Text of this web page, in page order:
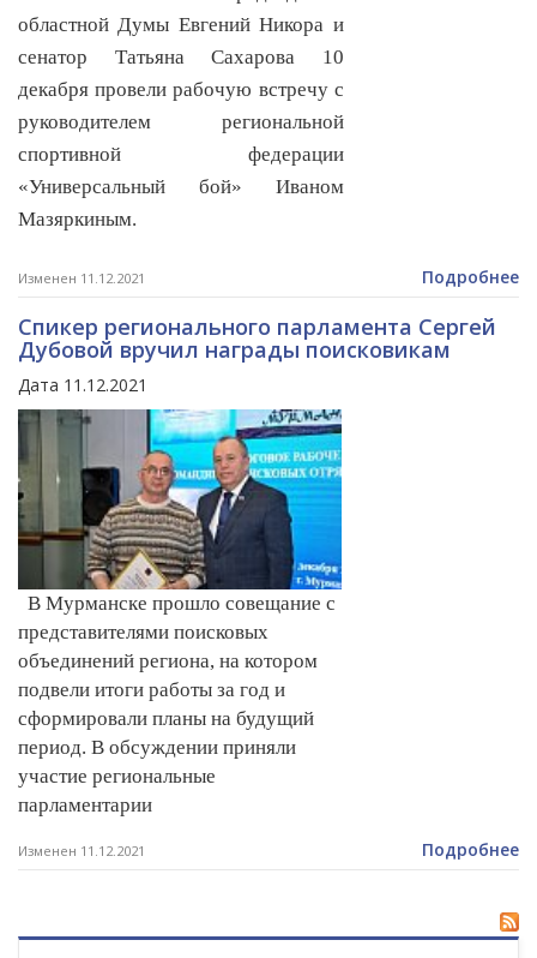
областной Думы Евгений Никора и
сенатор Татьяна Сахарова 10
декабря провели рабочую встречу с
руководителем региональной
спортивной федерации
«Универсальный бой» Иваном
Мазяркиным.
Изменен 11.12.2021 Подробнее
Спикер регионального парламента Сергей
Дубовой вручил награды поисковикам
Дата 11.12.2021
В Мурманске прошло совещание с
представителями поисковых
объединений региона, на котором
подвели итоги работы за год и
сформировали планы на будущий
период. В обсуждении приняли
участие региональные
парламентарии
Изменен 11.12.2021 Подробнее